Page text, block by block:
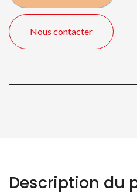
32GB
Wifi
+
Nous contacter
Description du